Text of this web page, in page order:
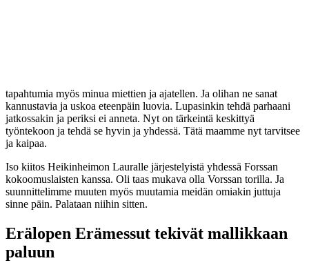
tapahtumia myös minua miettien ja ajatellen. Ja olihan ne sanat
kannustavia ja uskoa eteenpäin luovia. Lupasinkin tehdä parhaani
jatkossakin ja periksi ei anneta. Nyt on tärkeintä keskittyä
työntekoon ja tehdä se hyvin ja yhdessä. Tätä maamme nyt tarvitsee
ja kaipaa.
Iso kiitos Heikinheimon Lauralle järjestelyistä yhdessä Forssan
kokoomuslaisten kanssa. Oli taas mukava olla Vorssan torilla. Ja
suunnittelimme muuten myös muutamia meidän omiakin juttuja
sinne päin. Palataan niihin sitten.
Erälopen Erämessut tekivät mallikkaan
paluun